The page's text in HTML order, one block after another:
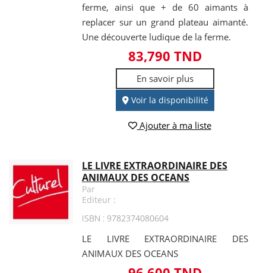
ferme, ainsi que + de 60 aimants à
replacer sur un grand plateau aimanté.
Une découverte ludique de la ferme.
83,790 TND
En savoir plus
Voir la disponibilité
Ajouter à ma liste
LE LIVRE EXTRAORDINAIRE DES
ANIMAUX DES OCEANS
Par
Editeur :
ISBN : 9782374080604
LE LIVRE EXTRAORDINAIRE DES
ANIMAUX DES OCEANS